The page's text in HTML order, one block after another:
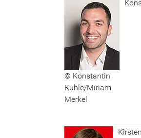
© Konstantin
Kuhle/Miriam
Merkel
Kirsten